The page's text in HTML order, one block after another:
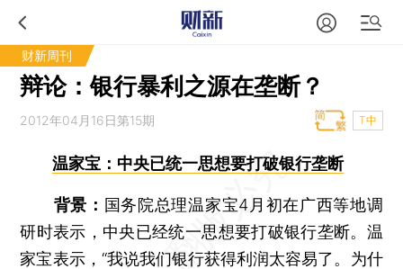
财新周刊
辩论：银行暴利之源在垄断？
2012年04月16日第15期 T中
温家宝：中央已统一思想要打破银行垄断
背景： 国务院总理温家宝4月初在广西等地调
研时表示，中央已经统一思想要打破银行垄断。温
家宝表示，“我说我们银行获得利润太容易了。为什